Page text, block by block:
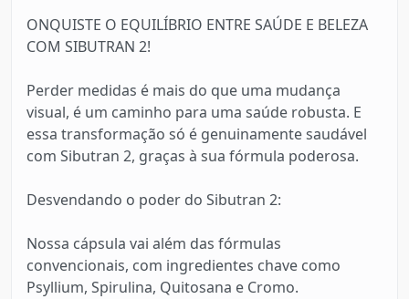
ONQUISTE O EQUILÍBRIO ENTRE SAÚDE E BELEZA
COM SIBUTRAN 2!
Perder medidas é mais do que uma mudança
visual, é um caminho para uma saúde robusta. E
essa transformação só é genuinamente saudável
com Sibutran 2, graças à sua fórmula poderosa.
Desvendando o poder do Sibutran 2:
Nossa cápsula vai além das fórmulas
convencionais, com ingredientes chave como
Psyllium, Spirulina, Quitosana e Cromo.